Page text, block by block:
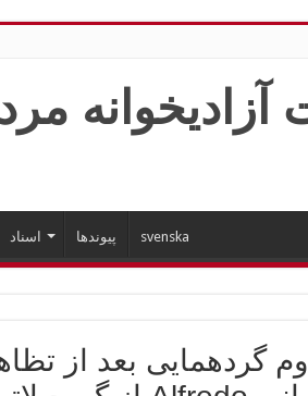
اسناد پیوندها svenska
گردهمايی بعد از